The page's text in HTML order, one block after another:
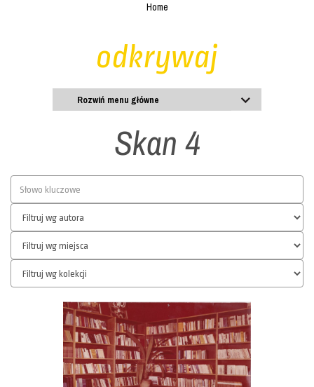
Home
odkrywaj
Rozwiń menu główne
Skan 4